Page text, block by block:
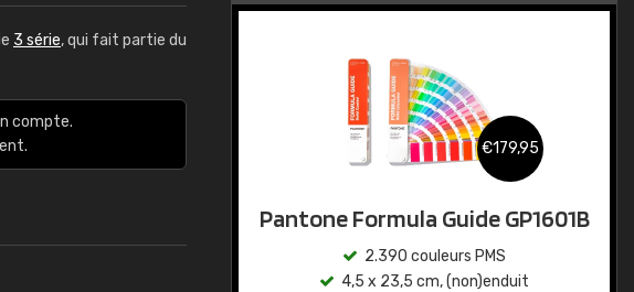
3 série, qui fait partie du
compte.
€179,95
Pantone Formula Guide GP1601B
2.390 couleurs PMS
4,5 x 23,5 cm, (non)enduit